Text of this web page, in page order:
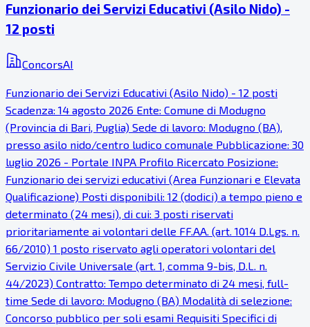
Funzionario dei Servizi Educativi (Asilo Nido) -
12 posti
ConcorsAI
Funzionario dei Servizi Educativi (Asilo Nido) - 12 posti
Scadenza: 14 agosto 2026 Ente: Comune di Modugno
(Provincia di Bari, Puglia) Sede di lavoro: Modugno (BA),
presso asilo nido/centro ludico comunale Pubblicazione: 30
luglio 2026 - Portale INPA Profilo Ricercato Posizione:
Funzionario dei servizi educativi (Area Funzionari e Elevata
Qualificazione) Posti disponibili: 12 (dodici) a tempo pieno e
determinato (24 mesi), di cui: 3 posti riservati
prioritariamente ai volontari delle FF.AA. (art. 1014 D.Lgs. n.
66/2010) 1 posto riservato agli operatori volontari del
Servizio Civile Universale (art. 1, comma 9-bis, D.L. n.
44/2023) Contratto: Tempo determinato di 24 mesi, full-
time Sede di lavoro: Modugno (BA) Modalità di selezione:
Concorso pubblico per soli esami Requisiti Specifici di